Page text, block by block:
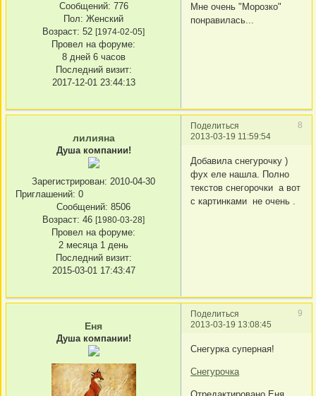
Сообщений: 776
Пол: Женский
Возраст: 52 [1974-02-05]
Провел на форуме:
8 дней 6 часов
Последний визит:
2017-12-01 23:44:13
Мне очень "Морозко"
понравилась...
Поделиться
8
2013-03-19 11:59:54
лилияна
Душа компании!
Зарегистрирован: 2010-04-30
Приглашений: 0
Сообщений: 8506
Возраст: 46 [1980-03-28]
Провел на форуме:
2 месяца 1 день
Последний визит:
2015-03-01 17:43:47
Добавила снегурочку )
фух еле нашла. Полно
текстов снегорочки а вот
с картинками не очень .
Поделиться
9
2013-03-19 13:08:45
Еня
Душа компании!
Cнегурка суперная!
Снегурочка